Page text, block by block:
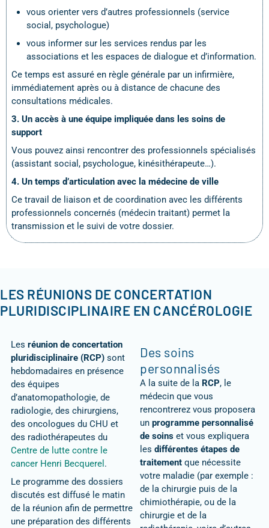
vous orienter vers d’autres professionnels (service
social, psychologue)
vous informer sur les services rendus par les
associations et les espaces de dialogue et d’information.
Ce temps est assuré en règle générale par un infirmière,
immédiatement après ou à distance de chacune des
consultations médicales.
3. Un accès à une équipe impliquée dans les soins de
support
Vous pouvez ainsi rencontrer des professionnels spécialisés
(assistant social, psychologue, kinésithérapeute…).
4. Un temps d’articulation avec la médecine de ville
Ce travail de liaison et de coordination avec les différents
professionnels concernés (médecin traitant) permet la
transmission et le suivi de votre dossier.
LES RÉUNIONS DE CONCERTATION
PLURIDISCIPLINAIRE EN CANCÉROLOGIE
Les réunion de concertation
pluridisciplinaire (RCP)sont
hebdomadaires en présence
des équipes
d’anatomopathologie, de
radiologie, des chirurgiens,
des oncologues du CHU et
des radiothérapeutes du
Centre de lutte contre le
cancer Henri Becquerel .
Le programme des dossiers
discutés est diffusé le matin
de la réunion afin de permettre
une préparation des différents
Des soins
personnalisés
A la suite de la RCP, le
médecin que vous
rencontrerez vous proposera
unprogramme personnalisé
de soins et vous expliquera
lesdifférentes étapes de
traitement que nécessite
votre maladie (par exemple :
de la chirurgie puis de la
chimiothérapie, ou de la
chirurgie et de la